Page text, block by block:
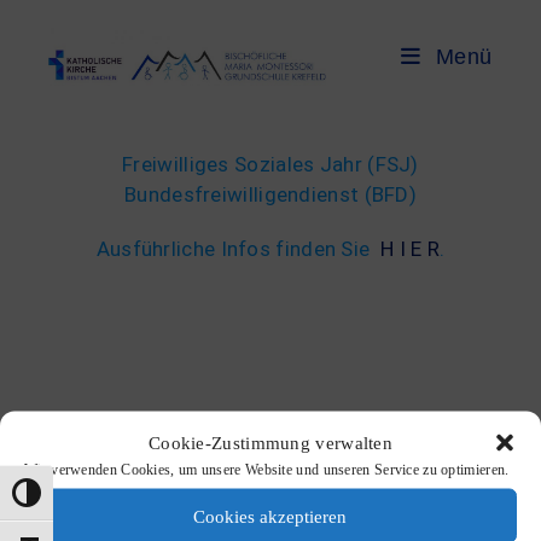
Cookie-Zustimmung verwalten
Wir verwenden Cookies, um unsere Website und unseren Service zu optimieren.
Cookies akzeptieren
Umschalten auf hohe Kontraste
Menü
Freiwilliges Soziales Jahr (FSJ)
Bundesfreiwilligendienst (BFD)
Ausführliche Infos finden Sie H I E R